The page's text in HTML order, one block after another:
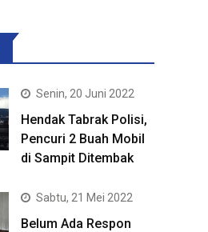
Senin, 20 Juni 2022
Hendak Tabrak Polisi,
Pencuri 2 Buah Mobil
di Sampit Ditembak
Sabtu, 21 Mei 2022
Belum Ada Respon